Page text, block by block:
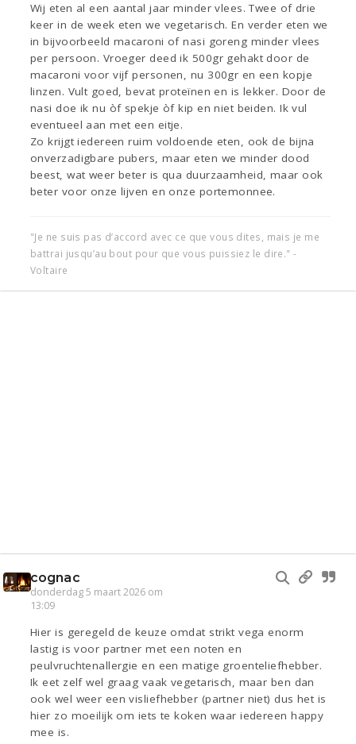
Wij eten al een aantal jaar minder vlees. Twee of drie
keer in de week eten we vegetarisch. En verder eten we
in bijvoorbeeld macaroni of nasi goreng minder vlees
per persoon. Vroeger deed ik 500gr gehakt door de
macaroni voor vijf personen, nu 300gr en een kopje
linzen. Vult goed, bevat proteïnen en is lekker. Door de
nasi doe ik nu òf spekje òf kip en niet beiden. Ik vul
eventueel aan met een eitje.
Zo krijgt iedereen ruim voldoende eten, ook de bijna
onverzadigbare pubers, maar eten we minder dood
beest, wat weer beter is qua duurzaamheid, maar ook
beter voor onze lijven en onze portemonnee.
"Je ne suis pas d’accord avec ce que vous dites, mais je me
battrai jusqu’au bout pour que vous puissiez le dire." -
Voltaire
cognac
donderdag 5 maart 2026 om
13:09
Hier is geregeld de keuze omdat strikt vega enorm
lastig is voor partner met een noten en
peulvruchtenallergie en een matige groenteliefhebber.
Ik eet zelf wel graag vaak vegetarisch, maar ben dan
ook wel weer een visliefhebber (partner niet) dus het is
hier zo moeilijk om iets te koken waar iedereen happy
mee is.